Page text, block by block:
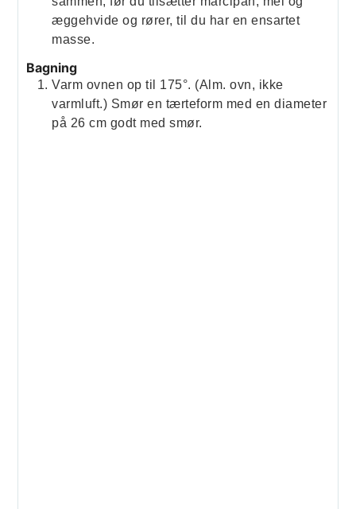
æggehvide og rører, til du har en ensartet
masse.
Bagning
Varm ovnen op til 175°. (Alm. ovn, ikke
varmluft.) Smør en tærteform med en diameter
på 26 cm godt med smør.